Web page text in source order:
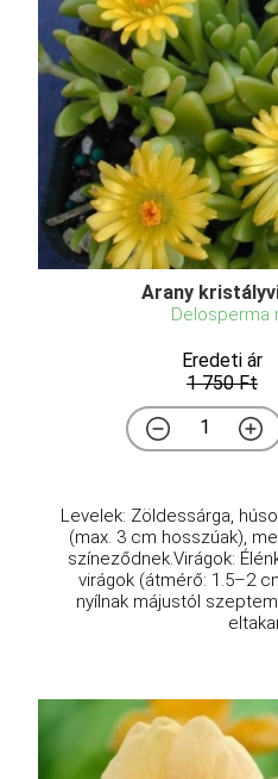
Arany
Delosperma
Eredeti ár
1 750 Ft
Levelek: Zöldessárga,
(max. 3 cm hosszúak),
színeződnek.Virágok:
virágok (átmérő: 1.5–2
nyílnak májustól